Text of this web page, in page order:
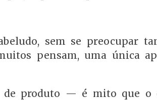
sem se preocupar
pensam, uma única
de produto — é mito que o